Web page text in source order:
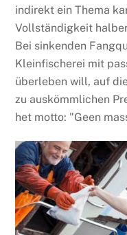
indirekt ein Thema
Vollständigkeit
Bei sinkenden
Kleinfischerei mit
überleben will, auf
zu auskömmlichen
het motto: "Geen